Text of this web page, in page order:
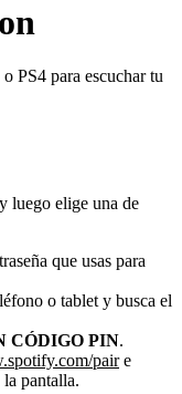
PS4 para escuchar tu
luego elige una de
que usas para
o tablet y busca el
CÓDIGO PIN.
paire
pantalla.